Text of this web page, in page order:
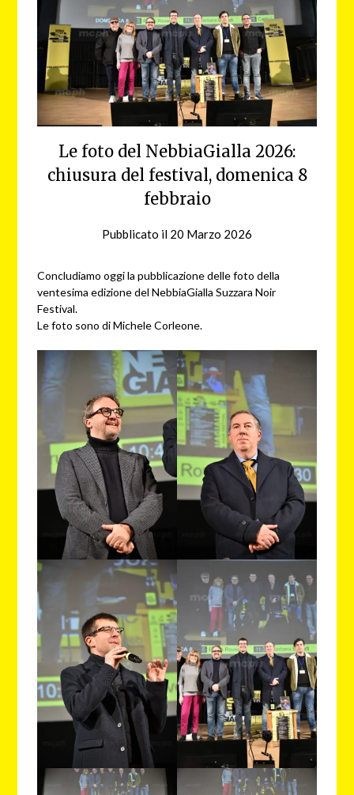
Le foto del NebbiaGialla 2026:
chiusura del festival, domenica 8
febbraio
Pubblicato il 20 Marzo 2026
Concludiamo oggi la pubblicazione delle foto della
ventesima edizione del NebbiaGialla Suzzara Noir
Festival.
Le foto sono di Michele Corleone.